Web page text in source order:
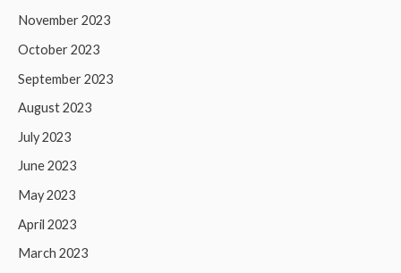
November 2023
October 2023
September 2023
August 2023
July 2023
June 2023
May 2023
April 2023
March 2023